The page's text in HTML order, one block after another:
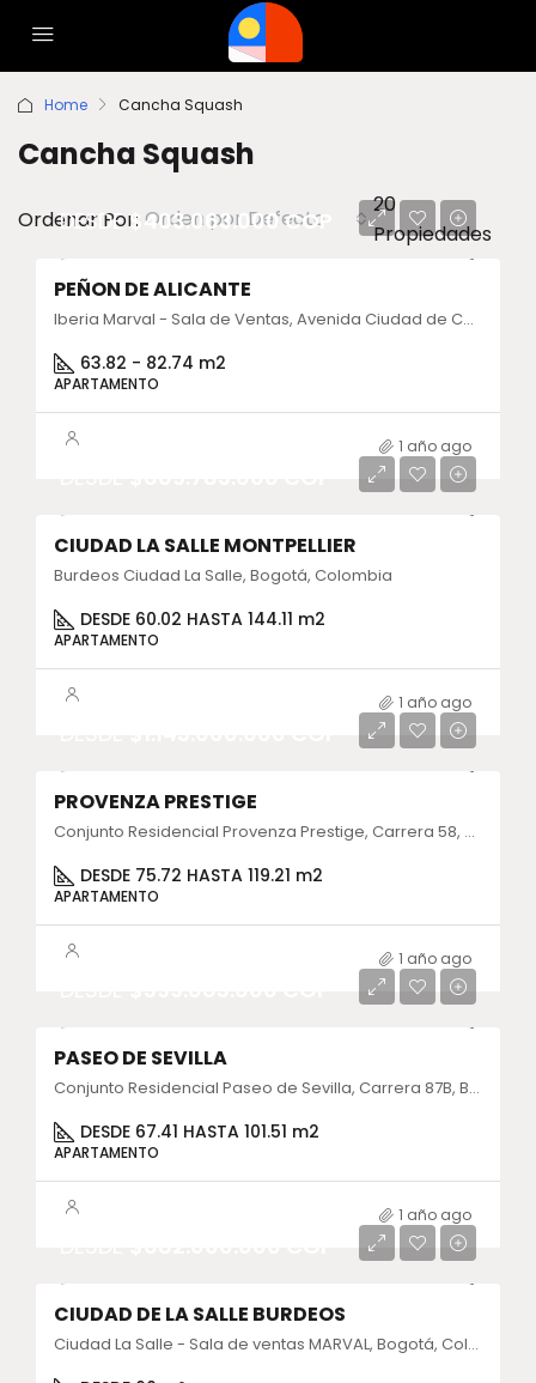
Home Cancha Squash
Cancha Squash
20
Propiedades
Ordenar Por: Orden por Defecto
DESDE$403.063.000 COP
PEÑON DE ALICANTE
Iberia Marval - Sala de Ventas, Avenida Ciudad de Cali, Kennedy, Cundinamarca, Colombia
63.82 - 82.74 m2
APARTAMENTO
1 año ago
CIUDAD LA SALLE MONTPELLIER
Burdeos Ciudad La Salle, Bogotá, Colombia
DESDE 60.02 HASTA 144.11 m2
APARTAMENTO
1 año ago
PROVENZA PRESTIGE
Conjunto Residencial Provenza Prestige, Carrera 58, Bogotá, Colombia
DESDE 75.72 HASTA 119.21 m2
APARTAMENTO
1 año ago
PASEO DE SEVILLA
Conjunto Residencial Paseo de Sevilla, Carrera 87B, Bogotá, Colombia
DESDE 67.41 HASTA 101.51 m2
APARTAMENTO
1 año ago
CIUDAD DE LA SALLE BURDEOS
Ciudad La Salle - Sala de ventas MARVAL, Bogotá, Colombia